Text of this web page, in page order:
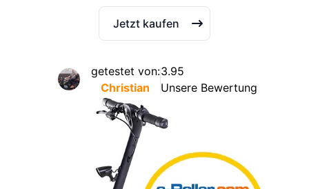
Jetzt kaufen
getestet von:
Christian
3.95
Unsere Bewertung